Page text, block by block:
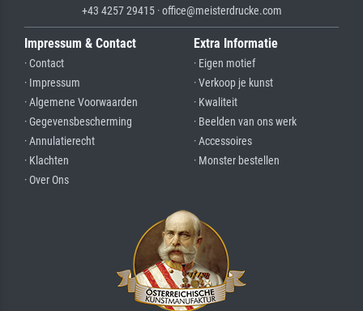
+43 4257 29415 · office@meisterdrucke.com
Impressum & Contact
· Contact
· Impressum
· Algemene Voorwaarden
· Gegevensbescherming
· Annulatierecht
· Klachten
· Over Ons
Extra Informatie
· Eigen motief
· Verkoop je kunst
· Kwaliteit
· Beelden van ons werk
· Accessoires
· Monster bestellen